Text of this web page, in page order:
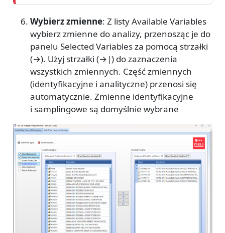
Wybierz zmienne: Z listy Available Variables
wybierz zmienne do analizy, przenosząc je do
panelu Selected Variables za pomocą strzałki
(→). Użyj strzałki (→|) do zaznaczenia
wszystkich zmiennych. Część zmiennych
(identyfikacyjne i analityczne) przenosi się
automatycznie. Zmienne identyfikacyjne
i samplingowe są domyślnie wybrane